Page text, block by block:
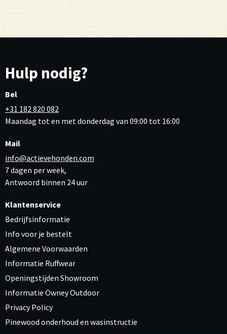
Hulp nodig?
Bel
+31 182 820 082
Maandag tot en met donderdag van 09:00 tot 16:00
Mail
info@actievehonden.com
7 dagen per week,
Antwoord binnen 24 uur
Klantenservice
Bedrijfsinformatie
Info voor je bestelt
Algemene Voorwaarden
Informatie Ruffwear
Openingstijden Showroom
Informatie Owney Outdoor
Privacy Policy
Pinewood onderhoud en wasinstructie